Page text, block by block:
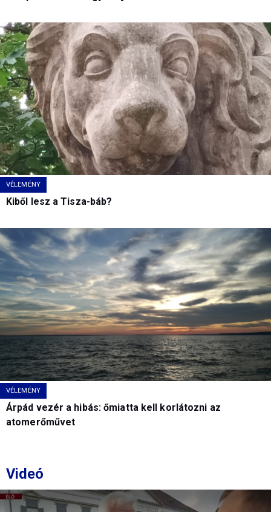
VÉLEMÉNY
Kiből lesz a Tisza-báb?
VÉLEMÉNY
Árpád vezér a hibás: őmiatta kell korlátozni az
atomerőművet
Videó